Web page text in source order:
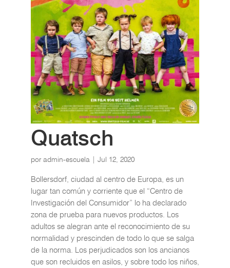
Quatsch
por admin-escuela| Jul 12, 2020
Bollersdorf, ciudad al centro de Europa, es un
lugar tan común y corriente que el “Centro de
Investigación del Consumidor” lo ha declarado
zona de prueba para nuevos productos. Los
adultos se alegran ante el reconocimiento de su
normalidad y prescinden de todo lo que se salga
de la norma. Los perjudicados son los ancianos
que son recluidos en asilos, y sobre todo los niños,